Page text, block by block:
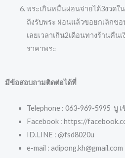
พระเกินหมื่นผ่อนจ่ายได้3งวดใ
ถึงรับพระ ผ่อนแล้วขอยกเลิกข
เลยเวลาเกิน2เดือนทางร้านคืน
ราคาพระ
มีข้อสอบถามติดต่อได้ที่
Telephone : 063-969-5995 บู เ
Facebook : https://
ID.LINE : @fsd8020u
e-mail : adipong.kh@gmail.com